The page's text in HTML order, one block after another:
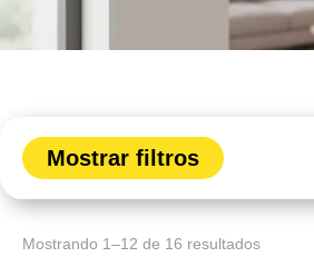
Mostrar filtros
Mostrando 1–12 de 16 resultados